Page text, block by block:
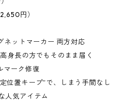
円）
ネットマーカー 両方対応
身長の方でもそのまま届く
マーク修復
位置キープ”で、しまう手間なし
人気アイテム